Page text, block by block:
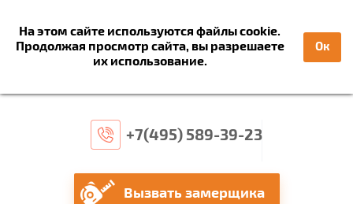
На этом сайте используются файлы cookie.
Продолжая просмотр сайта, вы разрешаете
их использование.
Ок
+7(495) 589-39-23
Вызвать замерщика